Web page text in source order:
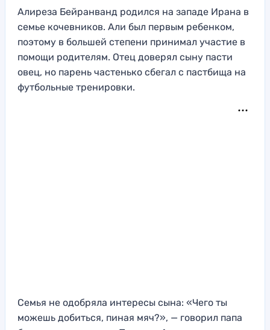
Алиреза Бейранванд родился на западе Ирана в
семье кочевников. Али был первым ребенком,
поэтому в большей степени принимал участие в
помощи родителям. Отец доверял сыну пасти
овец, но парень частенько сбегал с пастбища на
футбольные тренировки.
Семья не одобряла интересы сына: «Чего ты
можешь добиться, пиная мяч?», — говорил папа